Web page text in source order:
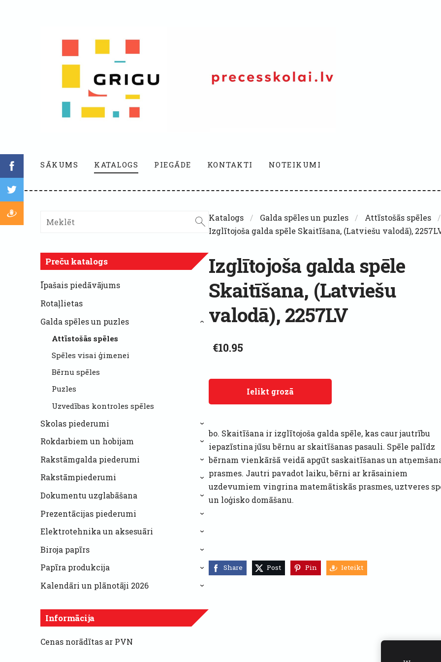
SĀKUMS KATALOGS PIEGĀDE KONTAKTI NOTEIKUMI
Preču katalogs
Īpašais piedāvājums
Rotaļlietas
Galda spēles un puzles
Attīstošās spēles
Spēles visai ģimenei
Bērnu spēles
Puzles
Uzvedības kontroles spēles
›
Skolas piederumi ›
Rokdarbiem un hobijam ›
Rakstāmgalda piederumi ›
Rakstāmpiederumi ›
Dokumentu uzglabāšana ›
Prezentācijas piederumi ›
Elektrotehnika un aksesuāri ›
Biroja papīrs ›
Papīra produkcija ›
Kalendāri un plānotāji 2026 ›
Informācija
Cenas norādītas ar PVN
Katalogs Galda spēles un puzles
Attīstošās spēles
Izglītojoša galda spēle Skaitīšana, (Latviešu valodā),
Izglītojoša galda spēle
Skaitīšana, (Latviešu
valodā), 2257LV
€10.95
Ielikt grozā
bo. Skaitīšana ir izglītojoša galda spēle, kas caur jautrību
iepazīstina jūsu bērnu ar skaitīšanas pasauli. Spēle palīdz
bērnam vienkāršā veidā apgūt saskaitīšanas un
prasmes. Jautri pavadot laiku, bērni ar krāsainiem
uzdevumiem vingrina matemātiskās prasmes, uztveres
un loģisko domāšanu.
Share Post Pin Ieteikt